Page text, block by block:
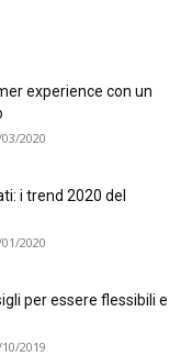
experience con un
2020
i trend 2020 del
2020
per essere flessibili e
2019